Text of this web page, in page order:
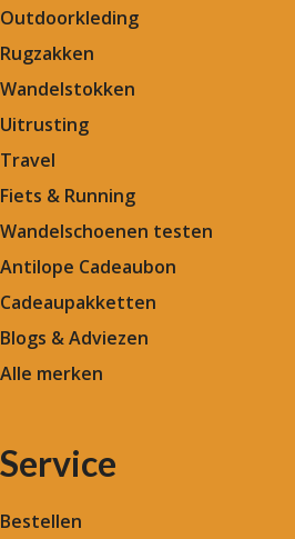
Outdoorkleding
Rugzakken
Wandelstokken
Uitrusting
Travel
Fiets & Running
Wandelschoenen testen
Antilope Cadeaubon
Cadeaupakketten
Blogs & Adviezen
Alle merken
Service
Bestellen